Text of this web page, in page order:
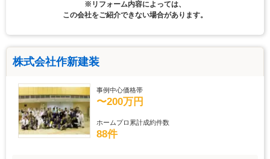
※リフォーム内容によっては、
この会社をご紹介できない場合があります。
株式会社作新建装
事例中心価格帯
〜200万円
ホームプロ累計成約件数
88件